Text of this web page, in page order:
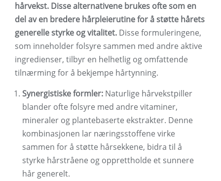
hårvekst. Disse alternativene brukes ofte som en
del av en bredere hårpleierutine for å støtte hårets
generelle styrke og vitalitet. Disse formuleringene,
som inneholder folsyre sammen med andre aktive
ingredienser, tilbyr en helhetlig og omfattende
tilnærming for å bekjempe hårtynning.
Synergistiske formler: Naturlige hårvekstpiller
blander ofte folsyre med andre vitaminer,
mineraler og plantebaserte ekstrakter. Denne
kombinasjonen lar næringsstoffene virke
sammen for å støtte hårsekkene, bidra til å
styrke hårstråene og opprettholde et sunnere
hår generelt.